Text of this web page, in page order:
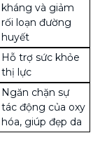
kháng và giảm
rối loạn đường
huyết
Hỗ trợ sức khỏe
thị lực
Ngăn chặn sự
tác động của oxy
hóa, giúp đẹp da